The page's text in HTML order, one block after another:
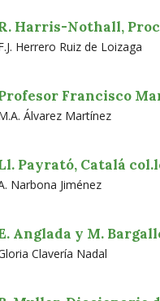
Harris-Nothall,
Herrero Ruiz de Loizaga
Francisco
Álvarez Martínez
Payrató, Catalá
Narbona Jiménez
Anglada y M.
Clavería Nadal